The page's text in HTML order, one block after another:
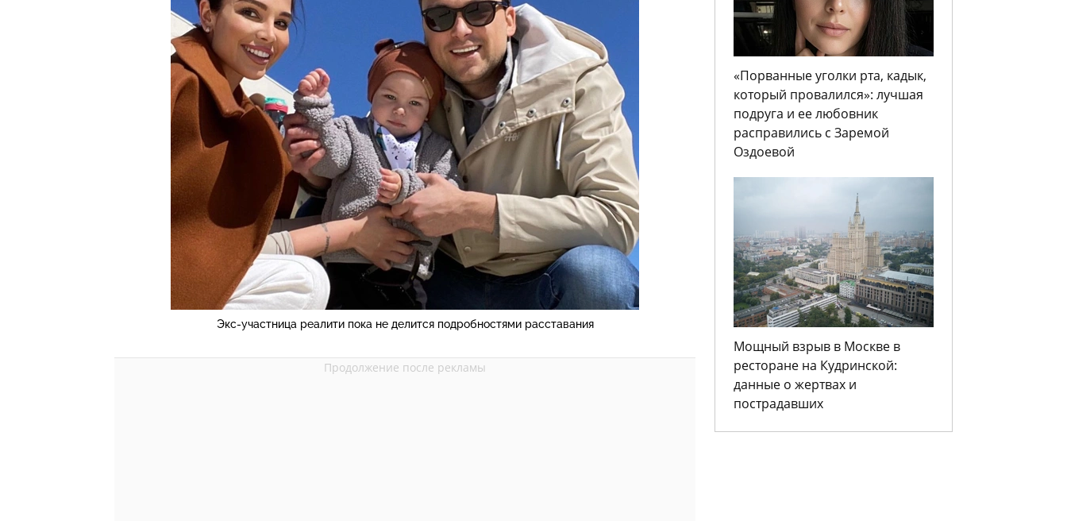
Экс-участница реалити пока не делится подробностями расставания
«Порванные уголки рта, кадык,
который провалился»: лучшая
подруга и ее любовник
расправились с Заремой
Оздоевой
Мощный взрыв в Москве в
ресторане на Кудринской:
данные о жертвах и
пострадавших